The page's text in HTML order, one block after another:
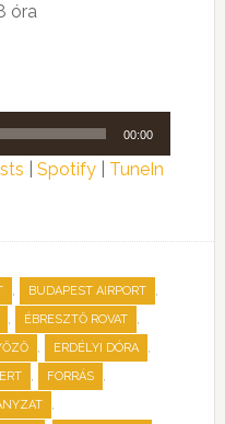
óra
00:00
Spotify| TuneIn
, BUDAPEST AIRPORT ,
, ÉBRESZTŐ ROVAT ,
, ERDÉLYI DÓRA ,
, FORRÁS ,
,